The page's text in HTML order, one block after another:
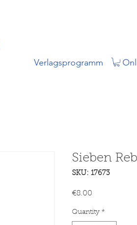
Verlagsprogramm
Sieben
SKU: 17673
€8.00Price
Quantity *